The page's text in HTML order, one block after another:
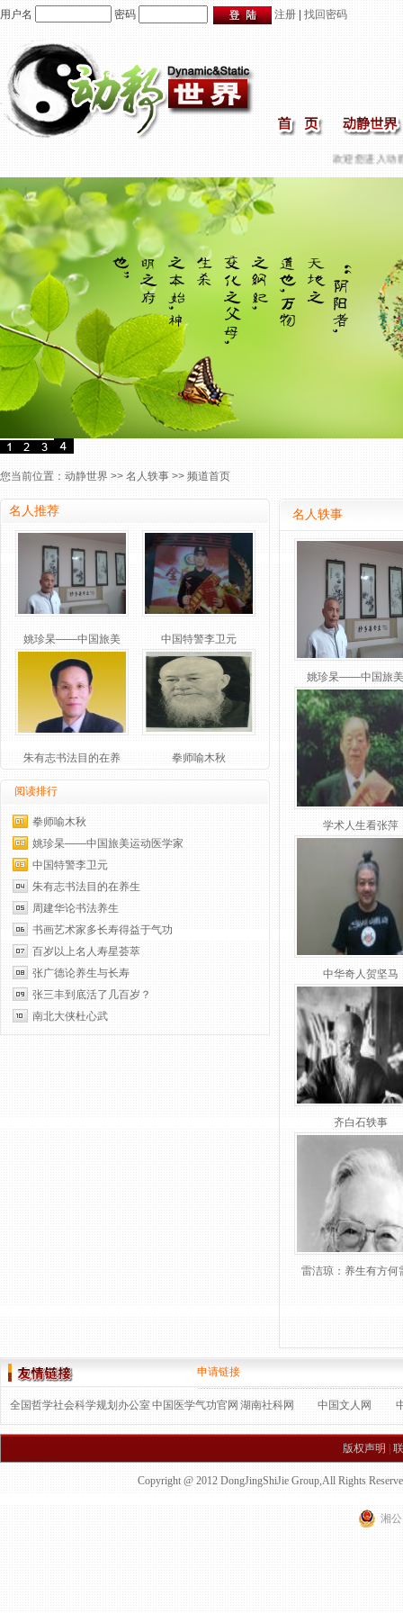
用户名 密码 注册 找回密码
欢迎您进入动
您当前位置： 动静世界 >> 名人轶事 >> 频道首页
名人推荐
姚珍杲——中国旅美 中国特警李卫元
朱有志书法目的在养 拳师喻木秋
阅读排行
拳师喻木秋
姚珍杲——中国旅美运动医学家
中国特警李卫元
朱有志书法目的在养生
周建华论书法养生
书画艺术家多长寿得益于气功
百岁以上名人寿星荟萃
张广德论养生与长寿
张三丰到底活了几百岁？
南北大侠杜心武
名人轶事
姚珍杲——中国旅
学术人生看张萍
中华奇人贺坚马
齐白石轶事
雷洁琼：养生有方何
申请链接
全国哲学社会科学规划办公室中国医学气功官网 湖南社科网 中国文人网
版权声明
Copyright @ 2012 DongJingShiJie Group,All Rights
湘公